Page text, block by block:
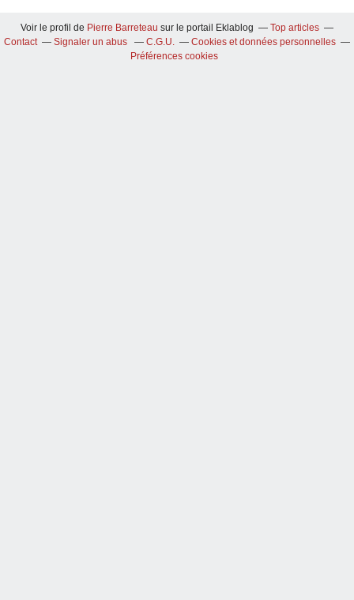
Voir le profil de Pierre Barreteau sur le portail Eklablog
Top articles
Contact
Signaler un abus C.G.U.
Cookies et données personnelles
Préférences cookies